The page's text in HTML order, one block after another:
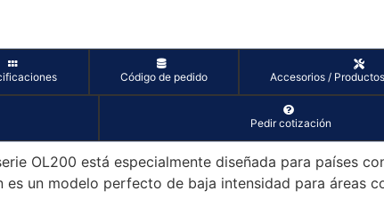
Código de pedido Accesorios /
Pedir cotización
OL200 está especialmente diseñada para países
es un modelo perfecto de baja intensidad para áreas